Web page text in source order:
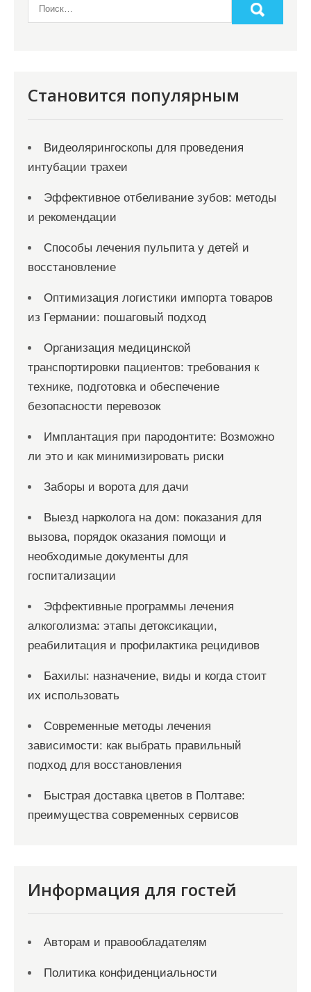
Становится популярным
Видеолярингоскопы для проведения
интубации трахеи
Эффективное отбеливание зубов: методы
и рекомендации
Способы лечения пульпита у детей и
восстановление
Оптимизация логистики импорта товаров
из Германии: пошаговый подход
Организация медицинской
транспортировки пациентов: требования к
технике, подготовка и обеспечение
безопасности перевозок
Имплантация при пародонтите: Возможно
ли это и как минимизировать риски
Заборы и ворота для дачи
Выезд нарколога на дом: показания для
вызова, порядок оказания помощи и
необходимые документы для
госпитализации
Эффективные программы лечения
алкоголизма: этапы детоксикации,
реабилитация и профилактика рецидивов
Бахилы: назначение, виды и когда стоит
их использовать
Современные методы лечения
зависимости: как выбрать правильный
подход для восстановления
Быстрая доставка цветов в Полтаве:
преимущества современных сервисов
Информация для гостей
Авторам и правообладателям
Политика конфиденциальности